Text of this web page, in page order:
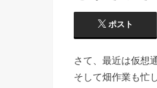
ポスト
さて、最近は仮想
そして畑作業も忙